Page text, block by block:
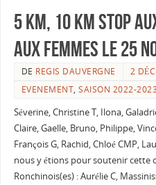
5 km, 10 km Stop
aux femmes le 25
DE REGIS DAUVERGNE
2
EVENEMENT,SAISON 2022-2023
Séverine, Christine T, Ilona,
Claire, Gaelle, Bruno, Philippe,
François G, Rachid, Chloé CMP,
nous y étions pour soutenir cette
Ronchinois(es) : Aurélie C,